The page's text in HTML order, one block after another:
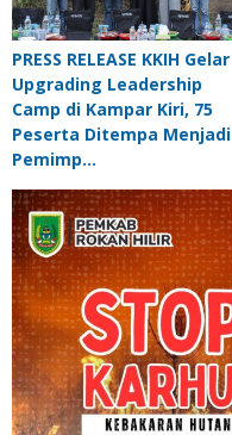
PRESS RELEASE KKIH Gelar
Upgrading Leadership
Camp di Kampar Kiri, 75
Peserta Ditempa Menjadi
Pemimp…